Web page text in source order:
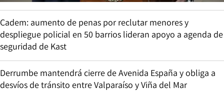
Cadem: aumento de penas por reclutar menores y
despliegue policial en 50 barrios lideran apoyo a agenda de
seguridad de Kast
Derrumbe mantendrá cierre de Avenida España y obliga a
desvíos de tránsito entre Valparaíso y Viña del Mar